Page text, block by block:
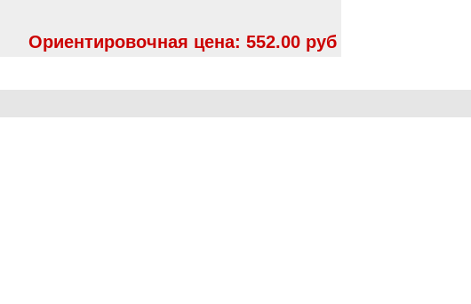
Ориентировочная цена: 552.00 руб